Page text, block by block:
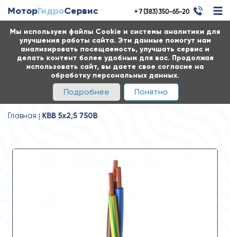
Мы используем файлы Cookie и системы аналитики для
улучшения работы сайта. Эти данные помогут нам
анализировать посещаемость, улучшать сервис и
делать контент более удобным для вас. Продолжая
использовать сайт, вы даете свое согласие на
обработку персональных данных.
Подробнее Понятно
МоторГидроСервис + 7 (383) 350-65-20
Главная КВВ 5x2,5 750В